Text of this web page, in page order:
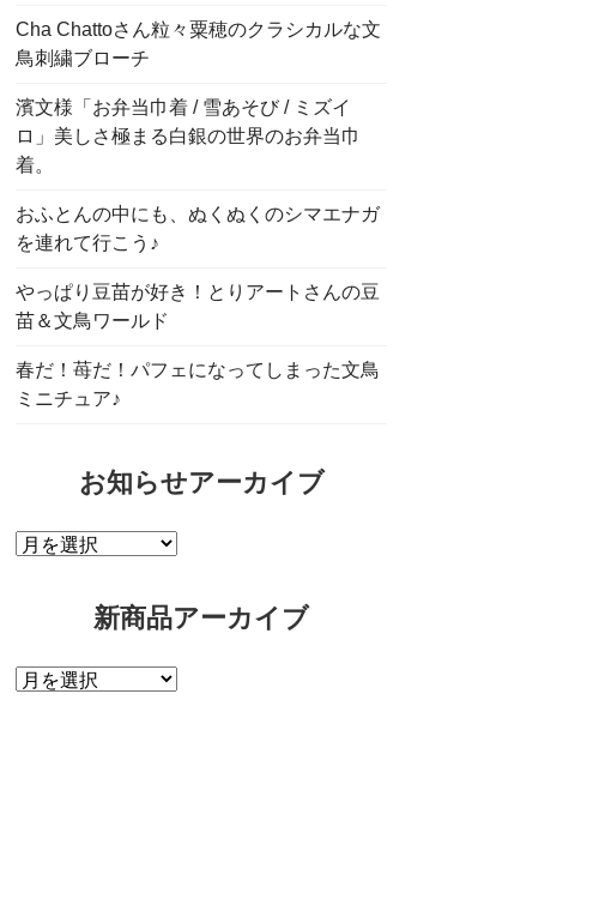
Cha Chattoさん粒々粟穂のクラシカルな文
鳥刺繍ブローチ
濱文様「お弁当巾着 / 雪あそび / ミズイ
ロ」美しさ極まる白銀の世界のお弁当巾
着。
おふとんの中にも、ぬくぬくのシマエナガ
を連れて行こう♪
やっぱり豆苗が好き！とりアートさんの豆
苗＆文鳥ワールド
春だ！苺だ！パフェになってしまった文鳥
ミニチュア♪
お知らせアーカイブ
新商品アーカイブ